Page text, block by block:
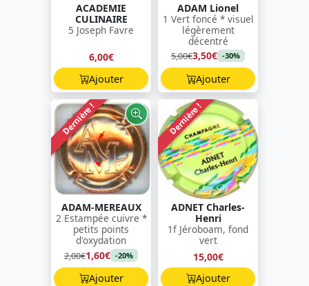
ACADEMIE
CULINAIRE
5 Joseph Favre
6,00€
Ajouter
ADAM Lionel
1 Vert foncé * visuel
légèrement
décentré
5,00€3,50€ -30%
Ajouter
Dernière !
ADAM-MEREAUX
2 Estampée cuivre *
petits points
d'oxydation
2,00€1,60€ -20%
Ajouter
Dernière !
ADNET Charles-
Henri
1f Jéroboam, fond
vert
15,00€
Ajouter